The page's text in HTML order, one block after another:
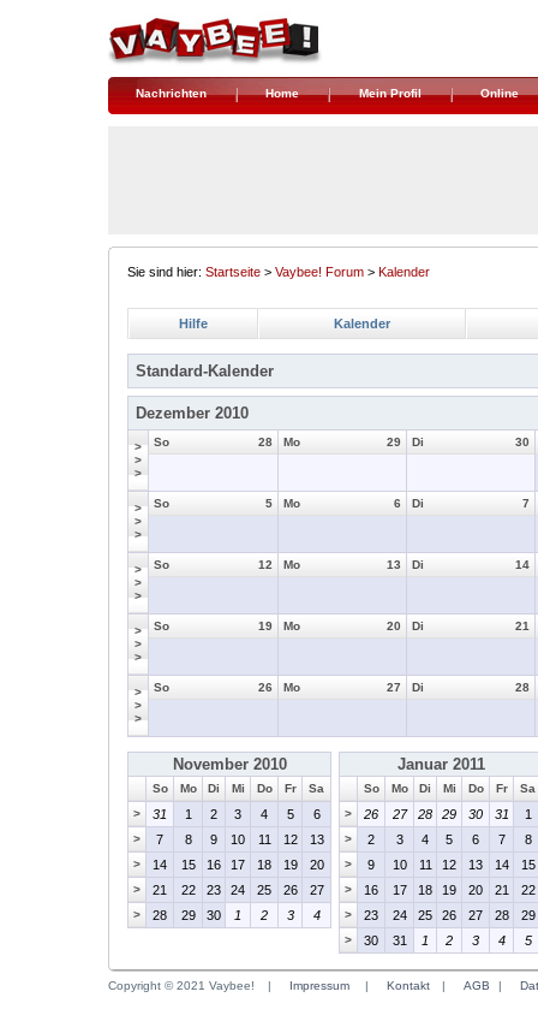
Nachrichten Home Mein Profil Online
Sie sind hier: Startseite > Vaybee! Forum > Kalender
Hilfe Kalender
Standard-Kalender
Dezember 2010
>
>
>
28
So 29
Mo 30
Di
>
>
>
5
So 6
Mo 7
Di
>
>
>
12
So 13
Mo 14
Di
>
>
>
19
So 20
Mo 21
Di
>
>
>
26
So 27
Mo 28
Di
November 2010
So Mo Di Mi Do Fr
Sa
>
31 1 2 3 4 5 6
> 7 8 9 10 11 12 13
> 14 15 16 17 18 19 20
> 21 22 23 24 25 26 27
> 28 29 30 1 2 3 4
Januar 2011
So Mo Di Mi Do Fr
Sa
>
26 27 28 29 30 31 1
> 2 3 4 5 6 7 8
> 9 10 11 12 13 14 15
> 16 17 18 19 20 21 22
> 23 24 25 26 27 28 29
> 30 31 1 2 3 4 5
Copyright © 2021 Vaybee! | Impressum | Kontakt | AGB |